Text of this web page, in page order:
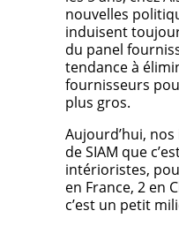
nouvelles
induisent
du panel
tendance à
fournisseurs
plus gros.
Aujourd’hui,
de SIAM que
intérioristes,
en France, 2 en
c’est un petit